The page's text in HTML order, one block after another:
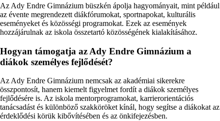
Az Ady Endre Gimnázium büszkén ápolja hagyományait, mint például
az évente megrendezett diákfórumokat, sportnapokat, kulturális
eseményeket és közösségi programokat. Ezek az események
hozzájárulnak az iskola összetartó közösségének kialakításához.
Hogyan támogatja az Ady Endre Gimnázium a
diákok személyes fejlődését?
Az Ady Endre Gimnázium nemcsak az akadémiai sikerekre
összpontosít, hanem kiemelt figyelmet fordít a diákok személyes
fejlődésére is. Az iskola mentorprogramokat, karrierorientációs
tanácsadást és különböző szakköröket kínál, hogy segítse a diákokat az
érdeklődési körük kibővítésében és az önkifejezésben.